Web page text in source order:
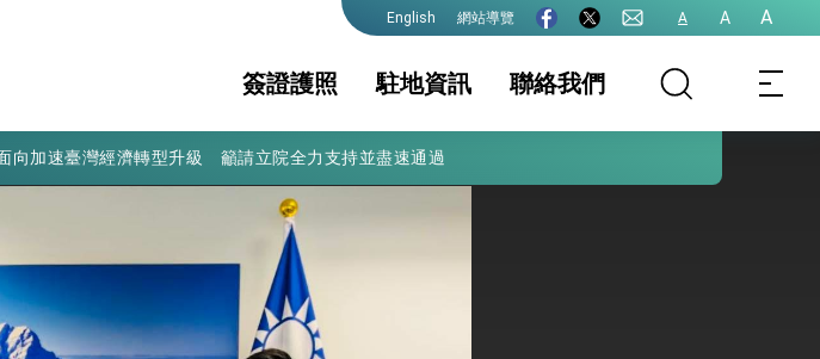
English 網站導覽 A A A
簽證護照
護照 簽證
文件證明
旅外國人急難救助
駐地資訊
駐地基本資料 簽證及入境須知
生活資訊
消保及性平諮詢機
聯絡我們
向加速臺灣經濟轉型升級 籲請立院全力支持並盡速通過
對等關稅
守護繁榮
外交部長林佳龍出席《台灣光華雜誌》50週年慶「見證蛻變，分享世界的光華」開幕式，期許數位轉 型迎向下個50年